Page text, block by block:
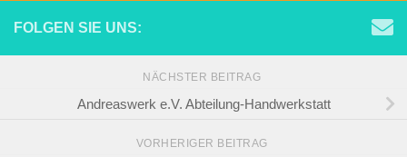
FOLGEN SIE UNS:
NÄCHSTER BEITRAG
Andreaswerk e.V. Abteilung-Handwerkstatt
VORHERIGER BEITRAG